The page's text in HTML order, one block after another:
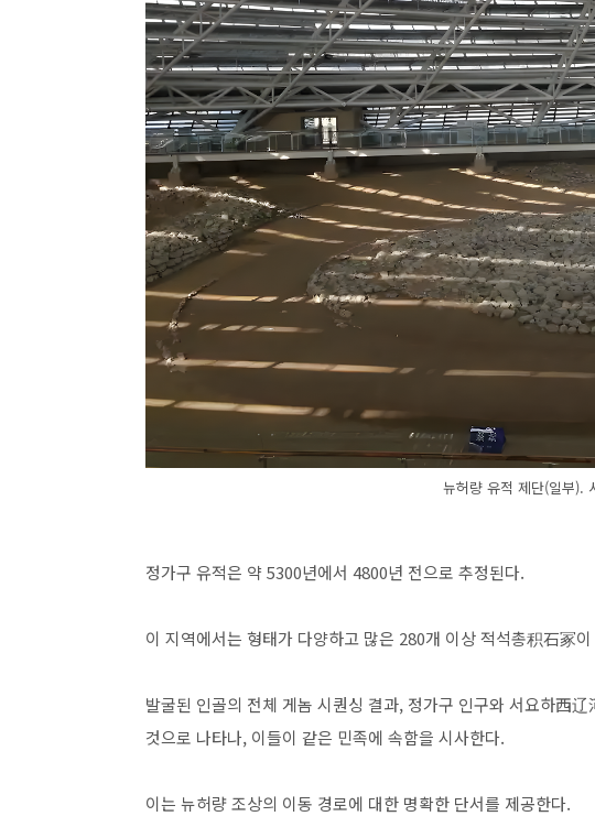
뉴허량 유적 제단(일부).
정가구 유적은 약 5300년에서 4800년 전으로 추정된다.
이 지역에서는 형태가 다양하고 많은 280개 이상 적석총积石冢
발굴된 인골의 전체 게놈 시퀀싱 결과, 정가구 인구와 서요하西
것으로 나타나, 이들이 같은 민족에 속함을 시사한다.
이는 뉴허량 조상의 이동 경로에 대한 명확한 단서를 제공한다.